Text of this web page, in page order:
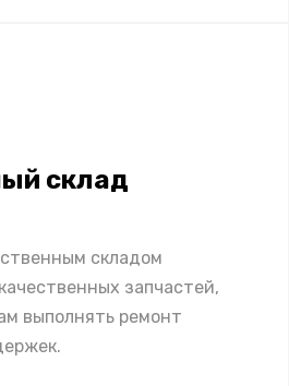
склад
складом
запчастей,
выполнять ремонт